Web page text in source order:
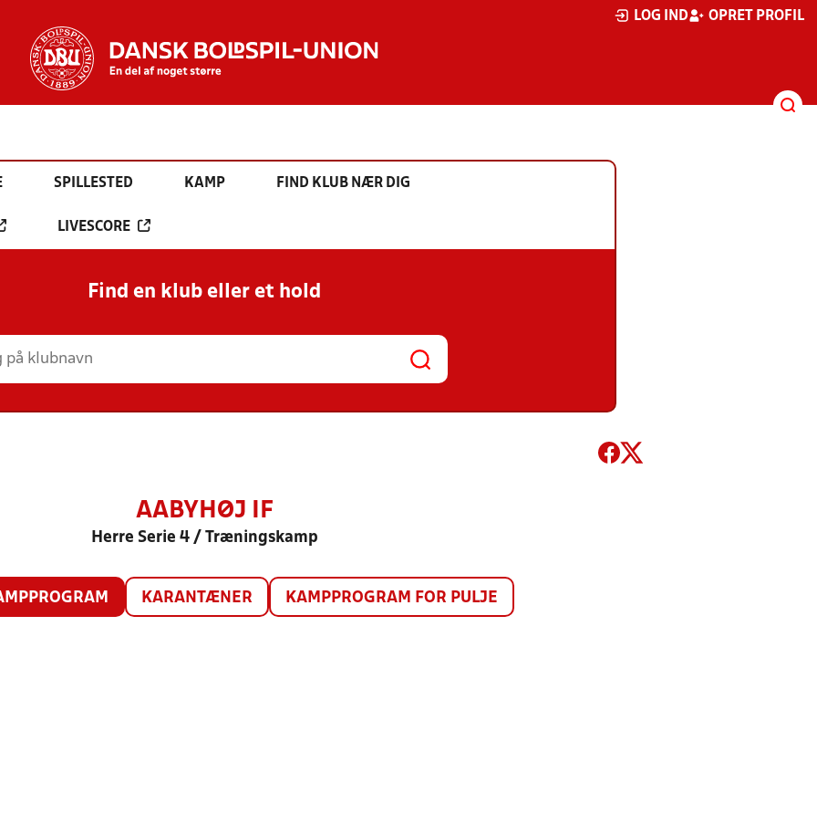
LOG IND OPRET PROFIL
SPILLESTED KAMP FIND KLUB NÆR DIG
LIVESCORE
Find en klub eller et hold
AABYHØJ IF
Herre Serie 4 / Træningskamp
KARANTÆNER KAMPPROGRAM FOR PULJE